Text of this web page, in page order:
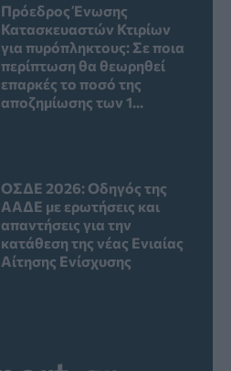
Πρόεδρος Ένωσης
Κατασκευαστών Κτιρίων
για πυρόπληκτους: Σε ποια
περίπτωση θα θεωρηθεί
επαρκές το ποσό της
αποζημίωσης των 1...
ΟΣΔΕ 2026: Οδηγός της
ΑΑΔΕ με ερωτήσεις και
απαντήσεις για την
κατάθεση της νέας Ενιαίας
Αίτησης Ενίσχυσης